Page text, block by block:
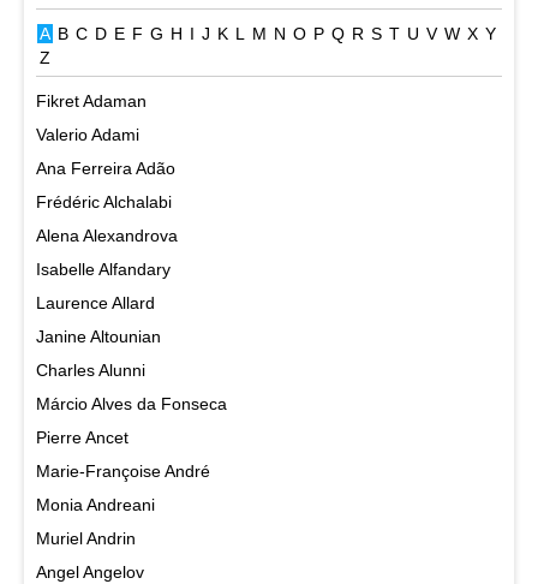
A B C D E F G H I J K L M N O P Q R S T U V W X Y
Z
Fikret Adaman
Valerio Adami
Ana Ferreira Adão
Frédéric Alchalabi
Alena Alexandrova
Isabelle Alfandary
Laurence Allard
Janine Altounian
Charles Alunni
Márcio Alves da Fonseca
Pierre Ancet
Marie-Françoise André
Monia Andreani
Muriel Andrin
Angel Angelov